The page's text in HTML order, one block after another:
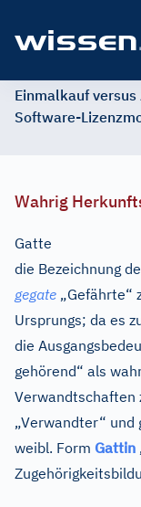
Einmalkauf
Software-
Wahrig
Gatte
die Bezeichnung
gegate „Gefährte“
Ursprungs; da es
die
gehörend“ als
Verwandtschaften
„Verwandter“ und
weibl. Form Gattin